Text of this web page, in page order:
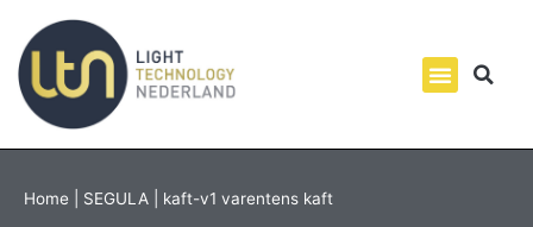
Home SEGULA kaft-v1 varentens kaft